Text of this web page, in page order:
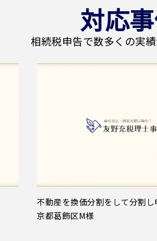
対応
相続税申告で数多くの実績
不動産を換価分割をして分割
京都葛飾区M様